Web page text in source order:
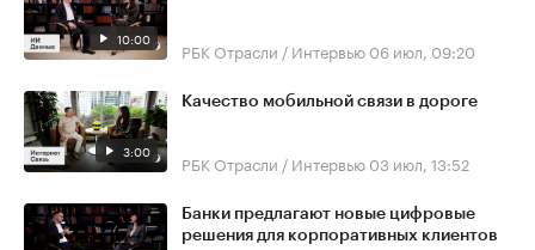
10:00 РБК Отрасли / Интервью 06 июл, 09:20
3:00
Качество мобильной связи в дороге
РБК Отрасли / Интервью 03 июл, 13:52
Банки предлагают новые цифровые
решения для корпоративных клиентов